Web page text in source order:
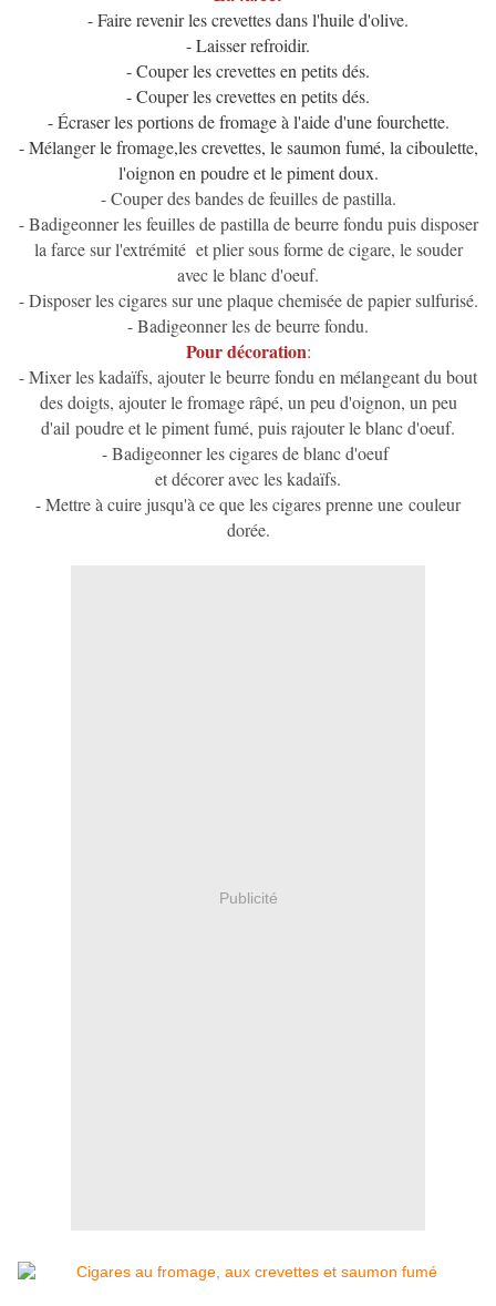
- Faire revenir les crevettes dans l'huile d'olive.
- Laisser refroidir.
- Couper les crevettes en petits dés.
- Couper les crevettes en petits dés.
- Écraser les portions de fromage à l'aide d'une fourchette.
- Mélanger le fromage,les crevettes, le saumon fumé, la ciboulette,
l'oignon en poudre et le piment doux.
- Couper des bandes de feuilles de pastilla.
- Badigeonner les feuilles de pastilla de beurre fondu puis disposer
la farce sur l'extrémité et plier sous forme de cigare, le souder
avec le blanc d'oeuf.
- Disposer les cigares sur une plaque chemisée de papier sulfurisé.
- Badigeonner les de beurre fondu.
Pour décoration:
- Mixer les kadaïfs, ajouter le beurre fondu en mélangeant du bout
des doigts, ajouter le fromage râpé, un peu d'oignon, un peu
d'ail poudre et le piment fumé, puis rajouter le blanc d'oeuf.
- Badigeonner les cigares de blanc d'oeuf
et décorer avec les kadaïfs.
- Mettre à cuire jusqu'à ce que les cigares prenne une couleur
dorée.
Publicité